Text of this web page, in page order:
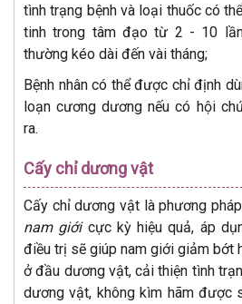
tình trạng bệnh và loại thuốc có
tinh trong tâm đạo từ 2 - 10
thường kéo dài đến vài tháng;
Bệnh nhân có thể được chỉ định
loạn cương dương nếu có hội
ra.
Cấy chỉ dương vật
Cấy chỉ dương vật là phương
nam giới cực kỳ hiệu quả, áp
điều trị sẽ giúp nam giới giảm bớt
ở đầu dương vật, cải thiện tình
dương vật, không kìm hãm được